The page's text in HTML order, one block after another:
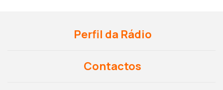
Perfil da Rádio
Contactos